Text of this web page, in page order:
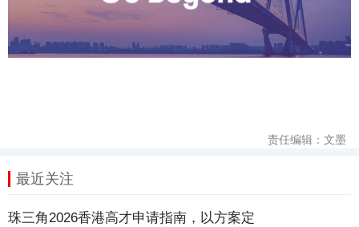
责任编辑：文墨
最近关注
珠三角2026香港高才申请指南，以方案定